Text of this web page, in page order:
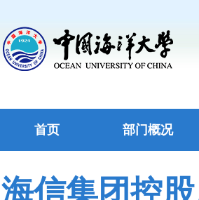
首页 部门概况
海信集团控